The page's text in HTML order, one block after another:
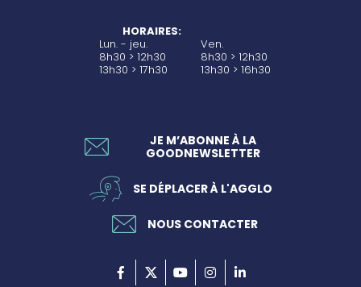
HORAIRES:
Lun. - jeu.
8h30 > 12h30
13h30 > 17h30
Ven.
8h30 > 12h30
13h30 > 16h30
JE M’ABONNE À LA
GOODNEWSLETTER
SE DÉPLACER À L'AGGLO
NOUS CONTACTER